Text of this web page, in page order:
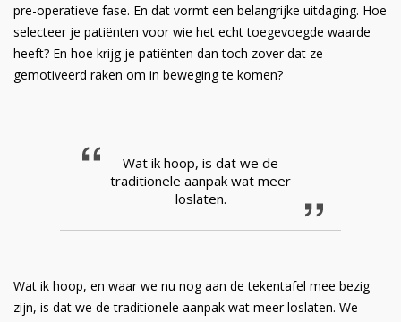
pre-operatieve fase. En dat vormt een belangrijke uitdaging. Hoe
selecteer je patiënten voor wie het echt toegevoegde waarde
heeft? En hoe krijg je patiënten dan toch zover dat ze
gemotiveerd raken om in beweging te komen?
Wat ik hoop, is dat we de
traditionele aanpak wat meer
loslaten.
Wat ik hoop, en waar we nu nog aan de tekentafel mee bezig
zijn, is dat we de traditionele aanpak wat meer loslaten. We